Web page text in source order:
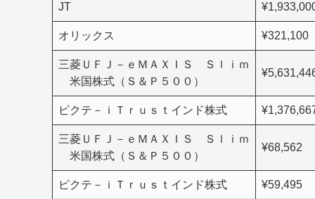
JT
オリックス ¥321,100
三菱ＵＦＪ－ｅＭＡＸＩＳ Ｓｌｉｍ
米国株式（Ｓ＆Ｐ５００）
ピクテ－ｉＴｒｕｓｔインド株式
三菱ＵＦＪ－ｅＭＡＸＩＳ Ｓｌｉｍ
米国株式（Ｓ＆Ｐ５００）
¥68,562
ピクテ－ｉＴｒｕｓｔインド株式 ¥59,495